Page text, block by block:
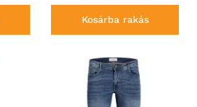
Kosárba rakás